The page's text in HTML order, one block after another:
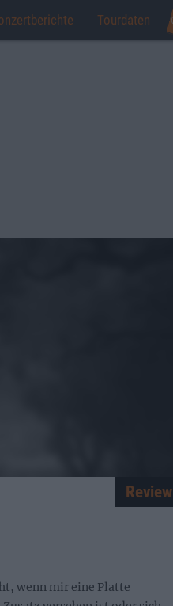
Tourdaten
Review
wenn mir eine Platte